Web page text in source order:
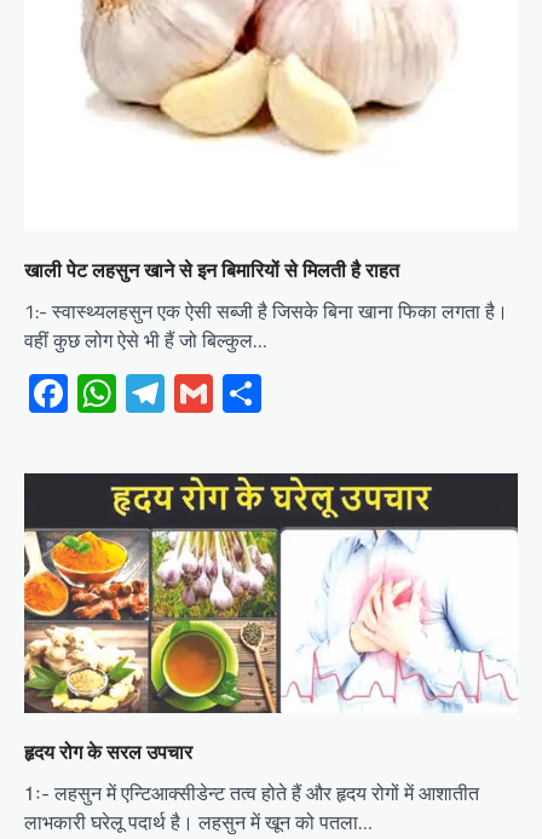
खाली पेट लहसुन खाने से इन बिमारियों से मिलती है राहत
1:- स्वास्थ्यलहसुन एक ऐसी सब्जी है जिसके बिना खाना फिका लगता है।
वहीं कुछ लोग ऐसे भी हैं जो बिल्कुल…
Facebook
WhatsApp
Telegram
Gmail
हृदय रोग के सरल उपचार
1ः- लहसुन में एन्टिआक्सीडेन्ट तत्व होते हैं और हृदय रोगों में आशातीत
लाभकारी घरेलू पदार्थ है। लहसुन में खून को पतला…